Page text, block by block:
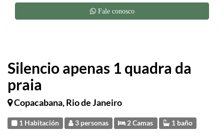
Silencio apenas 1 quadra da
praia
Copacabana, Rio de Janeiro
1 Habitación 3 personas 2 Camas 1 baño
Fale conosco